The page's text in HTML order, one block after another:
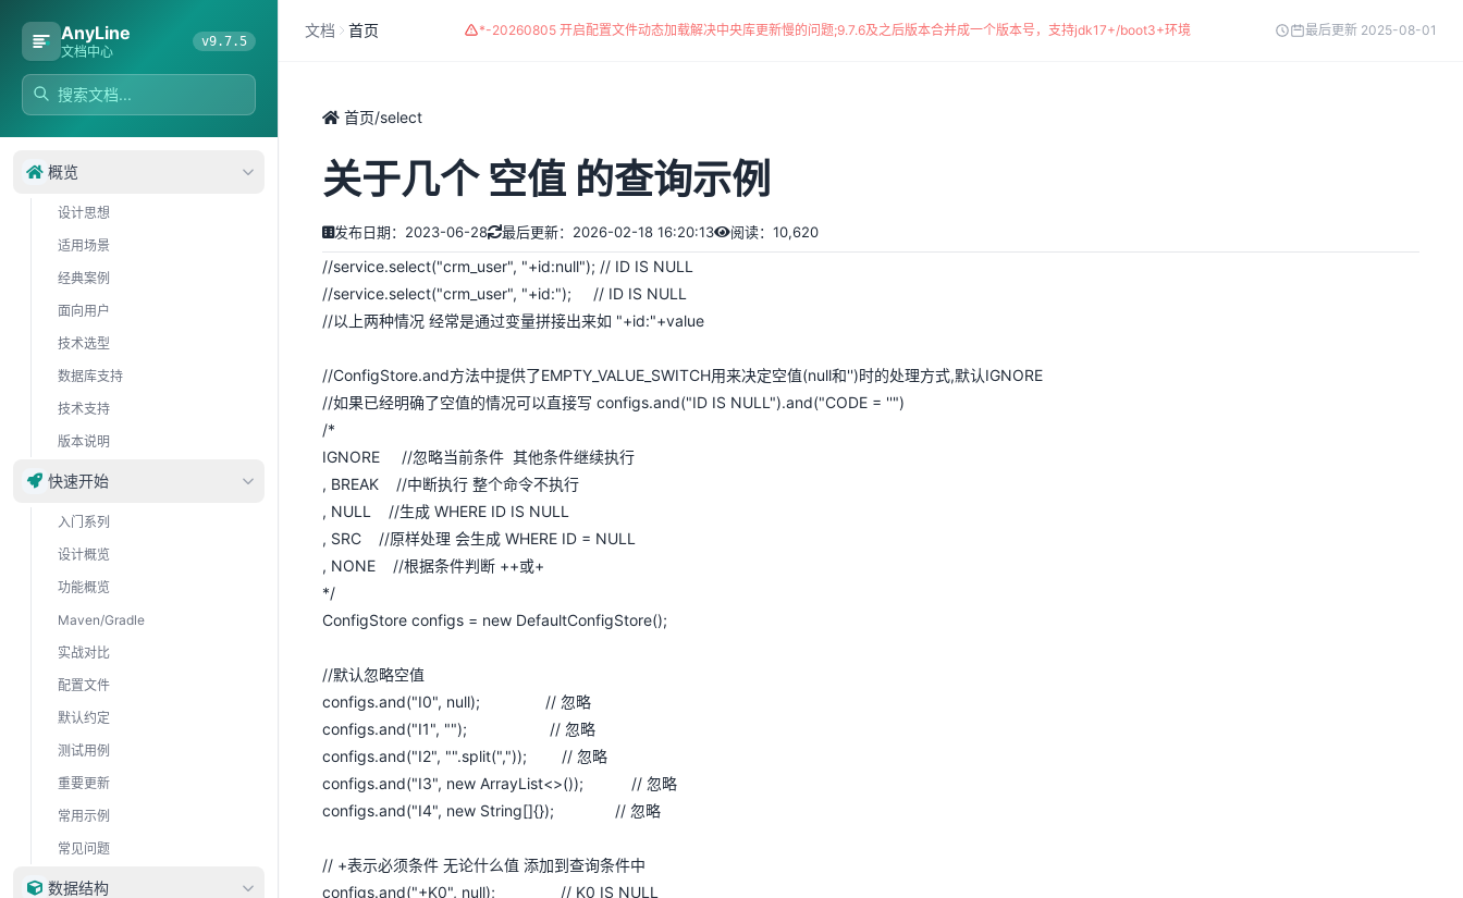
AnyLine
文档中心
v9.7.5
概览
设计思想
适用场景
经典案例
面向用户
技术选型
数据库支持
技术支持
版本说明
快速开始
入门系列
设计概览
功能概览
Maven/Gradle
实战对比
配置文件
默认约定
测试用例
重要更新
常用示例
常见问题
数据结构
文档 首页 *-20260805 开启配置文件动态加载解决中央库更新慢的问题;9.7.6及之后版本合并成一个版本号，支持jdk17+/boot3+环境 最后更新 2025-08-01
首页/select
关于几个 空值 的查询示例
发布日期：2023-06-28 最后更新：2026-02-18 16:20:13 阅读：10,620
//service.select("crm_user", "+id:null"); // ID IS NULL
//service.select("crm_user", "+id:"); // ID IS NULL
//以上两种情况 经常是通过变量拼接出来如 "+id:"+value
//ConfigStore.and方法中提供了EMPTY_VALUE_SWITCH用来决定空值(null和'')时的处理方式,默认IGNORE
//如果已经明确了空值的情况可以直接写 configs.and("ID IS NULL").and("CODE = ''")
/*
IGNORE //忽略当前条件 其他条件继续执行
, BREAK //中断执行 整个命令不执行
, NULL //生成 WHERE ID IS NULL
, SRC //原样处理 会生成 WHERE ID = NULL
, NONE //根据条件判断 ++或+
*/
ConfigStore configs = new DefaultConfigStore();
//默认忽略空值
configs.and("I0", null); // 忽略
configs.and("I1", ""); // 忽略
configs.and("I2", "".split(",")); // 忽略
configs.and("I3", new ArrayList<>()); // 忽略
configs.and("I4", new String[]{}); // 忽略
// +表示必须条件 无论什么值 添加到查询条件中
configs.and("+K0", null); // K0 IS NULL